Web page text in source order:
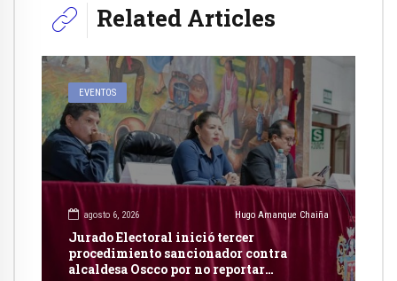
Related Articles
EVENTOS
agosto 6, 2026 Hugo Amanque Chaiña
Jurado Electoral inició tercer
procedimiento sancionador contra
alcaldesa Oscco por no reportar